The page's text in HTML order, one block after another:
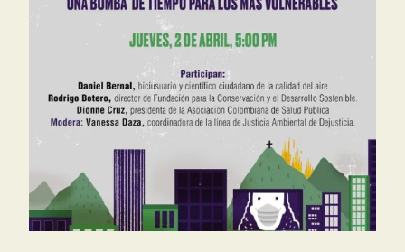
pase
el
coronavirus?.
Semana
Sostenible
d
e